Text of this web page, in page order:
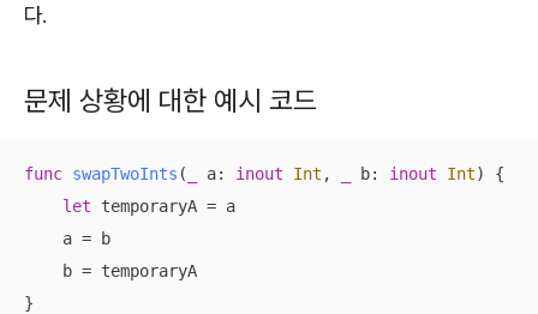
다.
문제 상황에 대한 예시 코드
func swapTwoInts ( a: inout Int , b: inout Int)
{
let temporaryA = a
    a
= b
    b
= temporaryA
}